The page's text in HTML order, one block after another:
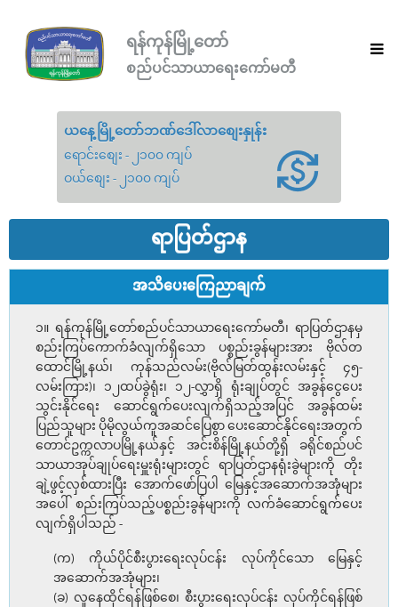
ရန်ကုန်မြို့တော်
စည်ပင်သာယာရေးကော်မတီ
ယနေ့မြို့တော်ဘဏ်ဒေါ်လာစျေးနှုန်း
ရောင်းစျေး - ၂၁၀၀ ကျပ်
ဝယ်စျေး - ၂၁၀၀ ကျပ်
ရာပြတ်ဌာန
အသိပေးကြေညာချက်
၁။ ရန်ကုန်မြို့တော်စည်ပင်သာယာရေးကော်မတီ၊ ရာပြတ်ဌာနမှ
စည်းကြပ်ကောက်ခံလျက်ရှိသော ပစ္စည်းခွန်များအား ဗိုလ်တ
ထောင်မြို့နယ်၊ ကုန်သည်လမ်း(ဗိုလ်မြတ်ထွန်းလမ်းနှင့် ၄၅-
လမ်းကြား)၊ ၁၂ထပ်ခွဲရုံး၊ ၁၂-လွှာရှိ ရုံးချုပ်တွင် အခွန်ငွေပေး
သွင်းနိုင်ရေး ဆောင်ရွက်ပေးလျက်ရှိသည့်အပြင် အခွန်ထမ်း
ပြည်သူများ ပိုမိုလွယ်ကူအဆင်ပြေစွာ ပေးဆောင်နိုင်ရေးအတွက်
တောင်ဥက္ကလာပမြို့နယ်နှင့် အင်းစိန်မြို့နယ်တို့ရှိ ခရိုင်စည်ပင်
သာယာအုပ်ချုပ်ရေးမှူးရုံးများတွင် ရာပြတ်ဌာနရုံးခွဲများကို တိုး
ချဲ့ဖွင့်လှစ်ထားပြီး အောက်ဖော်ပြပါ မြေနှင့်အဆောက်အအုံများ
အပေါ် စည်းကြပ်သည့်ပစ္စည်းခွန်များကို လက်ခံဆောင်ရွက်ပေး
လျက်ရှိပါသည် -
(က) ကိုယ်ပိုင်စီးပွားရေးလုပ်ငန်း လုပ်ကိုင်သော မြေနှင့်
အဆောက်အအုံများ၊
(ခ) လူနေထိုင်ရန်ဖြစ်စေ၊ စီးပွားရေးလုပ်ငန်း လုပ်ကိုင်ရန်ဖြစ်